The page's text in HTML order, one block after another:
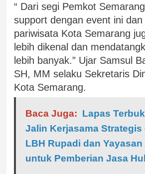
“ Dari segi Pemkot
support dengan event ini
pariwisata Kota Semarang
lebih dikenal dan
lebih banyak.” Ujar Samsul
SH, MM selaku Sekretaris
Kota Semarang.
Baca Juga: Lapas
Jalin Kerjasama Strategis
LBH Rupadi dan Yayasan
untuk Pemberian Jasa